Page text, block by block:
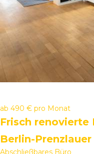
ab 490 € pro Monat
Frisch
Berlin-
Abschließbares Büro